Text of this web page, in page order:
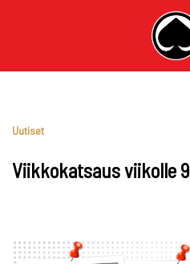
Viikkokatsaus viikolle 9
Uutiset